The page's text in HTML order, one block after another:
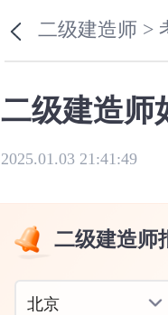
二级建造师 >
二级建造师
2025.01.03 21:41:49
二级建造师
北京